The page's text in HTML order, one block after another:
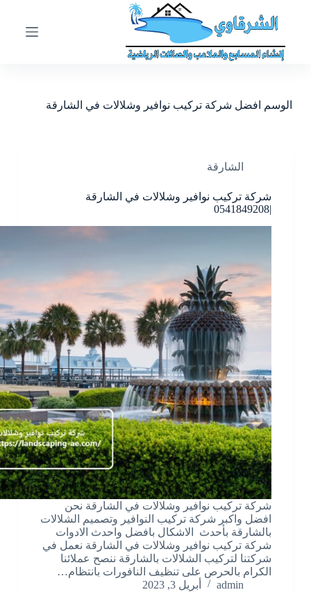
ى
الوسم افضل شركة تركيب نوافير وشلالات في الشارقة
الشارقة
شركة تركيب نوافير وشلالات في الشارقة
|0541849208
شركة تركيب نوافير وشلالات في الشارقة نحن
افضل واكبر شركة تركيب النوافير وتصميم الشلالات
بالشارقة بأحدث الاشكال بافضل واحدث الادوات
شركة تركيب نوافير وشلالات في الشارقة نعمل في
شركتنا لتركيب الشلالات بالشارقة ننصح عملائنا
الكرام بالحرص على تنظيف النافورات بانتظام…
admin
أبريل 3, 2023